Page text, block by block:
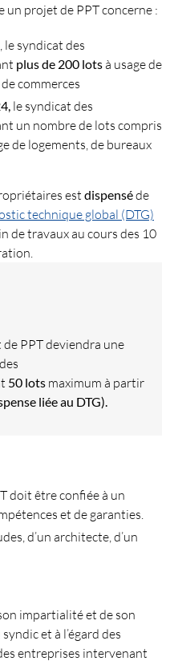
un projet de PPT concerne :
, le syndicat des
plus de 200 lotsà usage de
commerces
le syndicat des
un nombre de lots compris
de logements, de bureaux
est dispenséde
technique global (DTG)
de travaux au cours des 10
de PPT deviendra une
50 lots maximum à partir
liée au DTG).
doit être confiée à un
et de garanties.
d’un architecte, d’un
impartialité et de son
et à l’égard des
entreprises intervenant